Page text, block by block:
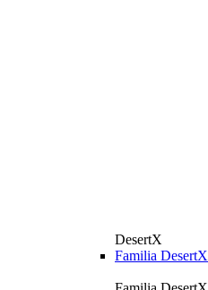
DesertX
Familia DesertX